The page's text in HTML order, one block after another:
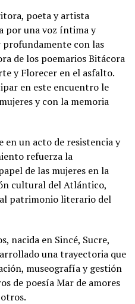
poeta y artista
por una voz íntima y
profundamente con las
de los poemarios Bitácora
y Florecer en el asfalto.
en este encuentro le
y con la memoria
en un acto de resistencia y
refuerza la
de las mujeres en la
cultural del Atlántico,
patrimonio literario del
nacida en Sincé, Sucre,
una trayectoria que
museografía y gestión
de poesía Mar de amores